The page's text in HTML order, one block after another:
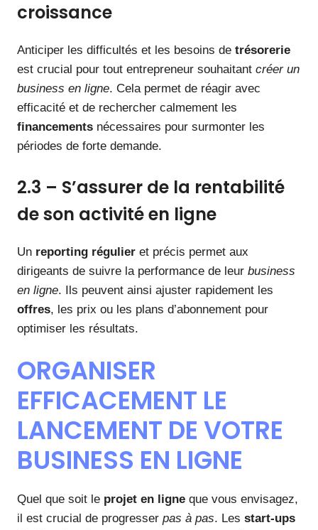
croissance
Anticiper les difficultés et les besoins de trésorerie
est crucial pour tout entrepreneur souhaitant créer un
business en ligne. Cela permet de réagir avec
efficacité et de rechercher calmement les
financements nécessaires pour surmonter les
périodes de forte demande.
2.3 – S’assurer de la rentabilité
de son activité en ligne
Un reporting régulier et précis permet aux
dirigeants de suivre la performance de leur business
en ligne. Ils peuvent ainsi ajuster rapidement les
offres, les prix ou les plans d’abonnement pour
optimiser les résultats.
ORGANISER
EFFICACEMENT LE
LANCEMENT DE VOTRE
BUSINESS EN LIGNE
Quel que soit le projet en ligne que vous envisagez,
il est crucial de progresser pas à pas. Les start-ups